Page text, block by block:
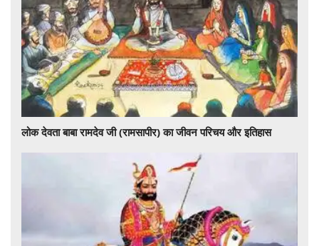
लोक देवता बाबा रामदेव जी (रामसापीर) का जीवन परिचय और इतिहास